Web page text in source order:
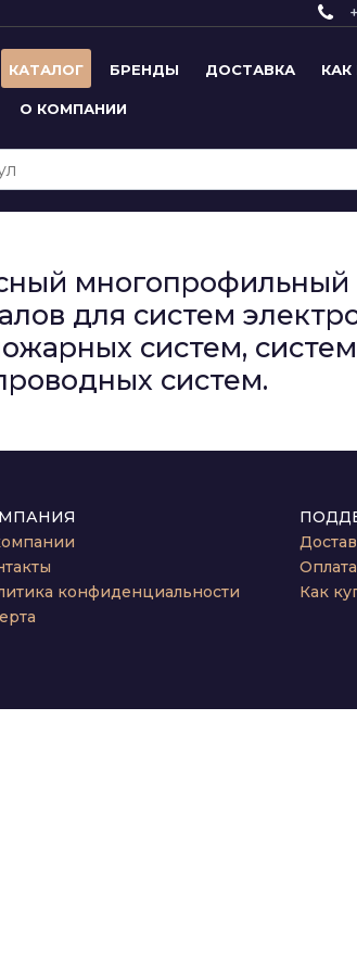
КАТАЛОГ БРЕНДЫ ДОСТАВКА КАК
О КОМПАНИИ
для систем
систем,
систем.
конфиденциальности
Оплата
Как